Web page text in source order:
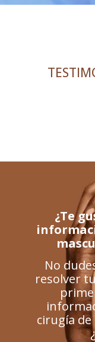
¿Te
No
resolver
cirugía